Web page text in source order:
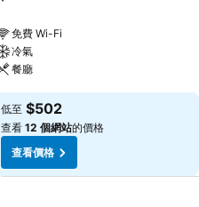
免費 Wi-Fi
冷氣
餐廳
查看價格
低至 $502
查看 12 個網站的價格
查看價格